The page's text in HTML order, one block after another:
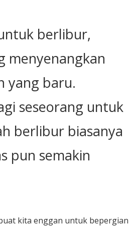
berlibur,
menyenangkan
yang baru.
seseorang untuk
berlibur biasanya
pun semakin
kita enggan untuk bepergian